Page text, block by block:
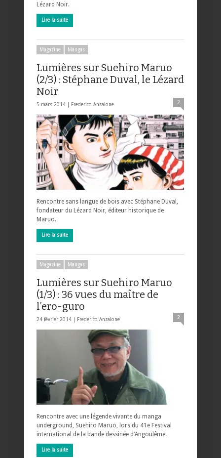
Lézard Noir.
Lire la suite
Magazine Mangas
Lumières sur Suehiro Maruo
(2/3) : Stéphane Duval, le Lézard
Noir
5 mars 2014 | Frederico Anzalone 2
Rencontre sans langue de bois avec Stéphane Duval,
fondateur du Lézard Noir, éditeur historique de
Maruo.
Lire la suite
Magazine Mangas
Lumières sur Suehiro Maruo
(1/3) : 36 vues du maître de
l’ero-guro
24 février 2014 | Frederico Anzalone 2
Rencontre avec une légende vivante du manga
underground, Suehiro Maruo, lors du 41e Festival
international de la bande dessinée d’Angoulême.
Lire la suite